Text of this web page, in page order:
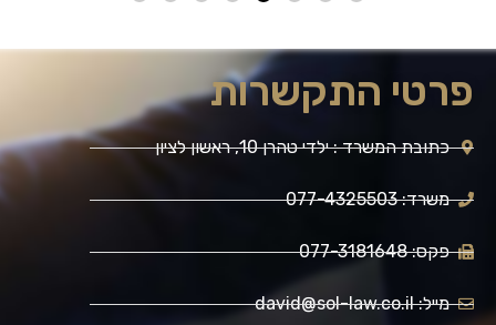
פרטי התקשרות
כתובת המשרד : ילדי טהרן 10, ראשון לציון
משרד: 077-4325503
פקס: 077-3181648
מייל: david@sol-law.co.il